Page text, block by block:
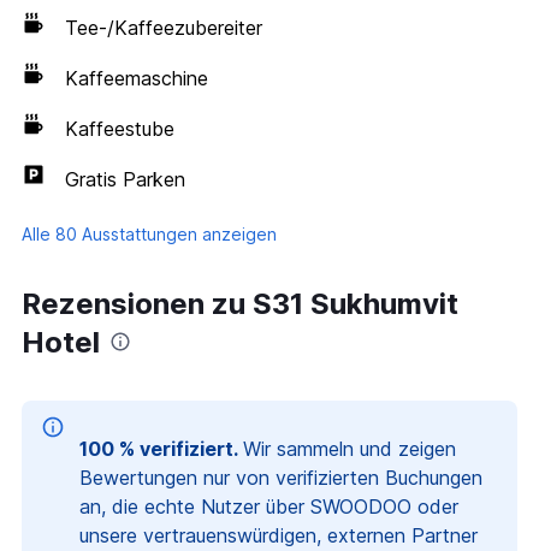
Tee-/Kaffeezubereiter
Kaffeemaschine
Kaffeestube
Gratis Parken
Alle 80 Ausstattungen anzeigen
Rezensionen zu S31 Sukhumvit
Hotel
100 % verifiziert. Wir sammeln und zeigen
Bewertungen nur von verifizierten Buchungen
an, die echte Nutzer über SWOODOO oder
unsere vertrauenswürdigen, externen Partner